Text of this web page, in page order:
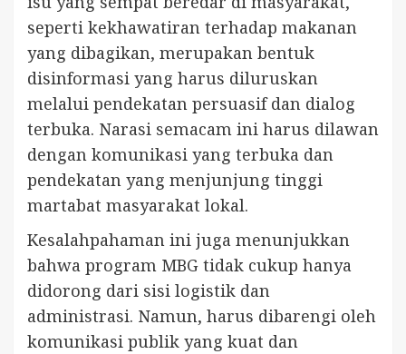
seperti kekhawatiran terhadap makanan
yang dibagikan, merupakan bentuk
disinformasi yang harus diluruskan
melalui pendekatan persuasif dan dialog
terbuka. Narasi semacam ini harus dilawan
dengan komunikasi yang terbuka dan
pendekatan yang menjunjung tinggi
martabat masyarakat lokal.
Kesalahpahaman ini juga menunjukkan
bahwa program MBG tidak cukup hanya
didorong dari sisi logistik dan
administrasi. Namun, harus dibarengi oleh
komunikasi publik yang kuat dan